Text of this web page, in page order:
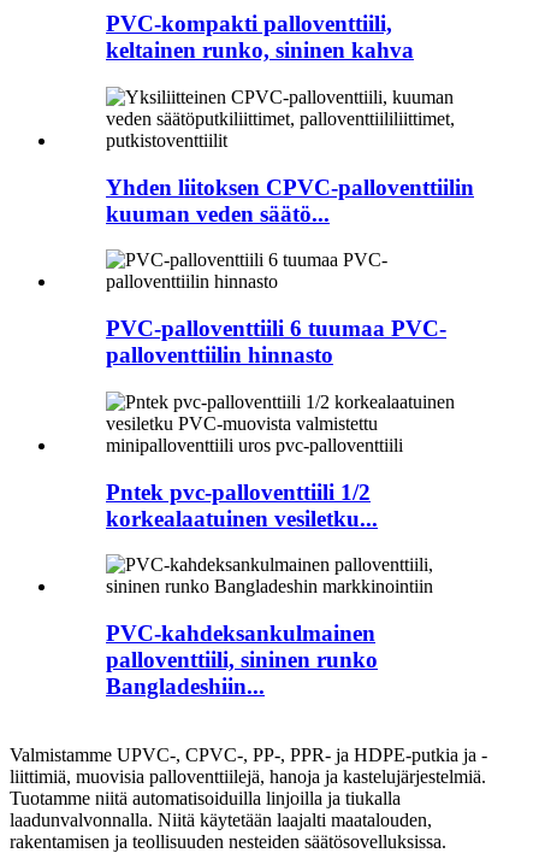
PVC-kompakti palloventtiili,
keltainen runko, sininen kahva
Yhden liitoksen CPVC-palloventtiilin
kuuman veden säätö...
PVC-palloventtiili 6 tuumaa PVC-
palloventtiilin hinnasto
Pntek pvc-palloventtiili 1/2
korkealaatuinen vesiletku...
PVC-kahdeksankulmainen
palloventtiili, sininen runko
Bangladeshiin...
Valmistamme UPVC-, CPVC-, PP-, PPR- ja HDPE-putkia ja -
liittimiä, muovisia palloventtiilejä, hanoja ja kastelujärjestelmiä.
Tuotamme niitä automatisoiduilla linjoilla ja tiukalla
laadunvalvonnalla. Niitä käytetään laajalti maatalouden,
rakentamisen ja teollisuuden nesteiden säätösovelluksissa.